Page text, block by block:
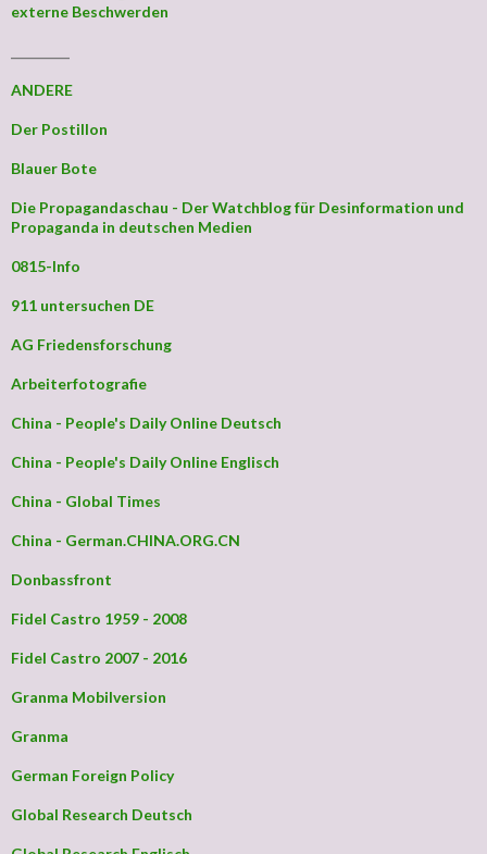
externe Beschwerden
ANDERE
Der Postillon
Blauer Bote
Die Propagandaschau - Der Watchblog für Desinformation und
Propaganda in deutschen Medien
0815-Info
911 untersuchen DE
AG Friedensforschung
Arbeiterfotografie
China - People's Daily Online Deutsch
China - People's Daily Online Englisch
China - Global Times
China - German.CHINA.ORG.CN
Donbassfront
Fidel Castro 1959 - 2008
Fidel Castro 2007 - 2016
Granma Mobilversion
Granma
German Foreign Policy
Global Research Deutsch